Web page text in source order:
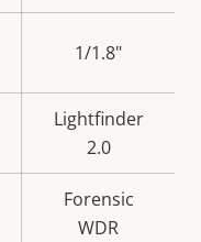
1/1.8"
Lightfinder
2.0
Forensic
WDR